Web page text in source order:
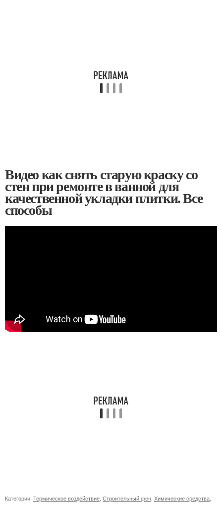
Видео как снять старую краску со
стен при ремонте в ванной для
качественной укладки плитки. Все
способы
Категории: Термическое воздействие Строительный фен Химические средства